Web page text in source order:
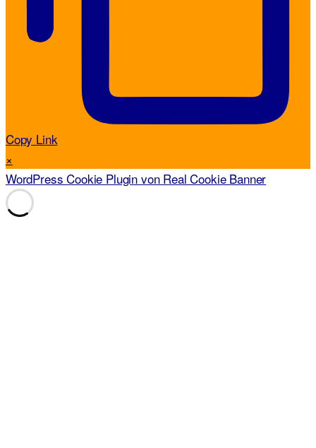
Copy Link
×
WordPress Cookie Plugin von Real Cookie Banner